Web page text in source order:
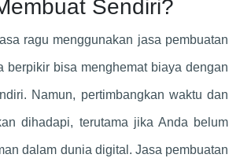
Sendiri?
ragu menggunakan jasa pembuatan
berpikir bisa menghemat biaya dengan
Namun, pertimbangkan waktu dan
dihadapi, terutama jika Anda belum
dalam dunia digital. Jasa pembuatan